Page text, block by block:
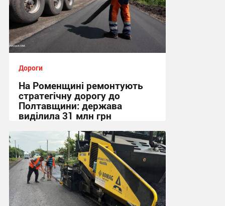
Дороги
На Роменщині ремонтують
стратегічну дорогу до
Полтавщини: держава
виділила 31 млн грн
22:19, 1.08.2026